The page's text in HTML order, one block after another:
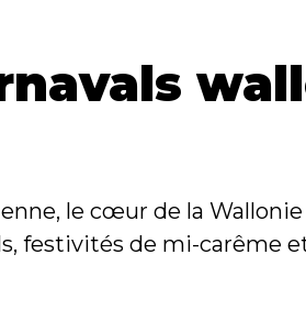
le cœur de la
festivités de mi-carême